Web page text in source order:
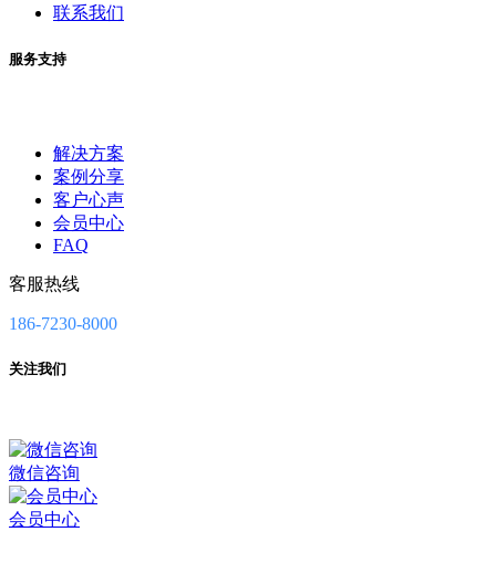
联系我们
服务支持
解决方案
案例分享
客户心声
会员中心
FAQ
客服热线
186-7230-8000
关注我们
微信咨询
会员中心